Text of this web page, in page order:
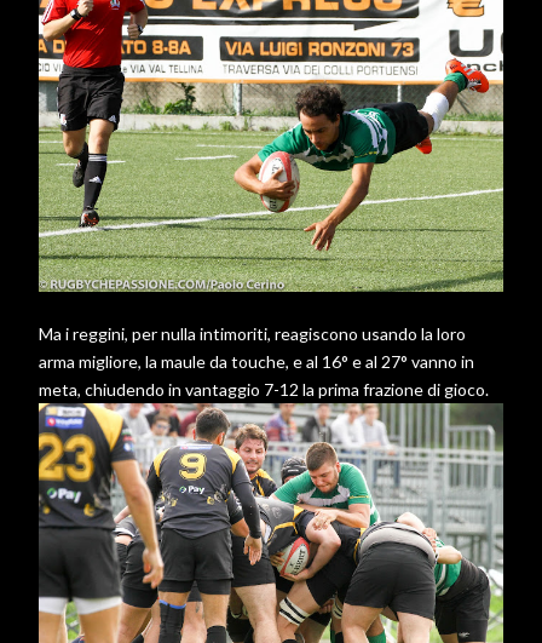
Ma i reggini, per nulla intimoriti, reagiscono usando la loro
arma migliore, la maule da touche, e al 16° e al 27° vanno in
meta, chiudendo in vantaggio 7-12 la prima frazione di gioco.